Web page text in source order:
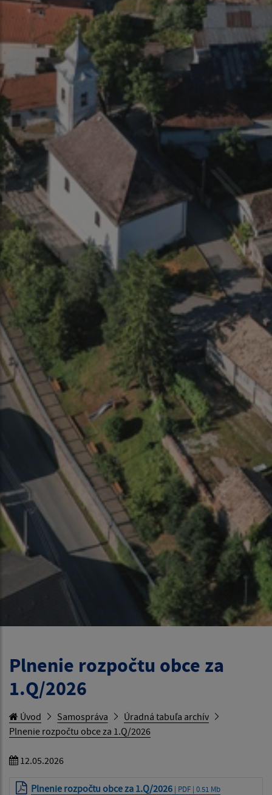
Plnenie rozpočtu obce za
1.Q/2026
Úvod Samospráva
Úradná tabuľa archív
Plnenie rozpočtu obce za 1.Q/2026
12.05.2026
Plnenie rozpočtu obce za 1.Q/2026 | PDF | 0.51 Mb